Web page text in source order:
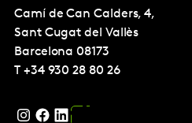
Camí de Can Calders, 4,
Sant Cugat del Vallès
Barcelona 08173
T +34 930 28 80 26